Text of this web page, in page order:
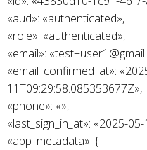
«aud»: «authenticated»,
«role»: «authenticated»,
«email»:
«email_confirmed_at»:
11T09:29:58.085353677Z»,
«phone»: «»,
«last_sign_in_at»: «2025-
«app_metadata»: {